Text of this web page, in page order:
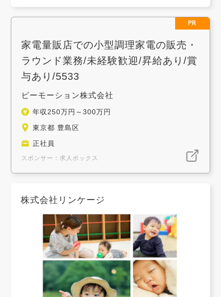
PR
家電量販店での小型調理家電の販売・
ラウンド業務/未経験歓迎/昇給あり/賞
与あり/5533
ビーモーション株式会社
年収250万円～300万円
東京都 豊島区
正社員
スポンサー：求人ボックス
株式会社リンケージ